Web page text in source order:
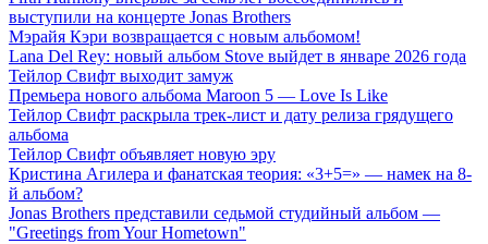
выступили на концерте Jonas Brothers
Мэрайя Кэри возвращается с новым альбомом!
Lana Del Rey: новый альбом Stove выйдет в январе 2026 года
Тейлор Свифт выходит замуж
Премьера нового альбома Maroon 5 — Love Is Like
Тейлор Свифт раскрыла трек-лист и дату релиза грядущего
альбома
Тейлор Свифт объявляет новую эру
Кристина Агилера и фанатская теория: «3+5=» — намек на 8-
й альбом?
Jonas Brothers представили седьмой студийный альбом —
"Greetings from Your Hometown"